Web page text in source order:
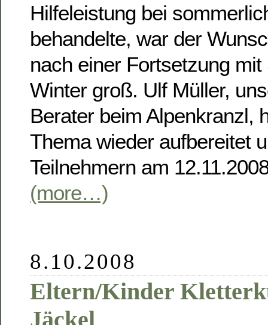
Hilfeleistung bei
behandelte, war der
nach einer Fortsetzung
Winter groß. Ulf Müller,
Berater beim Alpenkranzl,
Thema wieder aufbereitet
Teilnehmern am
(more…)
8.10.2008
Eltern/Kinder
Jäckel